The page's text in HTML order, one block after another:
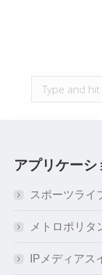
Search:
アプリケーシ
スポーツライ
メトロポリタ
IPメディアス